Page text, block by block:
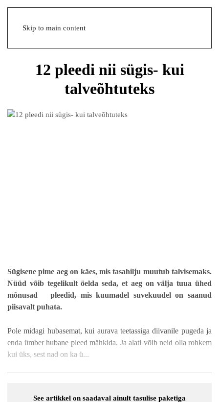
Skip to main content
12 pleedi nii sügis- kui
talveõhtuteks
Sügisene pime aeg on käes, mis tasahilju muutub talvisemaks.
Nüüd võib tegelikult öelda seda, et aeg on välja tuua ühed
mõnusad pleedid, mis kuumadel suvekuudel on saanud
piisavalt puhata.
Pole midagi hubasemat, kui aurava teetassiga diivanile pugeda ja
enda ümber hubane pleed mähkida. Ja alati võib neid olla rohkem
kui üks, sest nad on ka ü...
See artikkel on saadaval ainult tasulise paketiga